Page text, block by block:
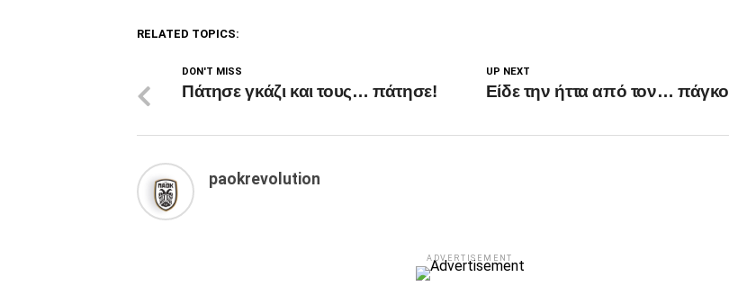
RELATED TOPICS:
UP NEXT
Είδε την ήττα από τον… πάγκο
DON'T MISS
Πάτησε γκάζι και τους… πάτησε!
paokrevolution
ADVERTISEMENT